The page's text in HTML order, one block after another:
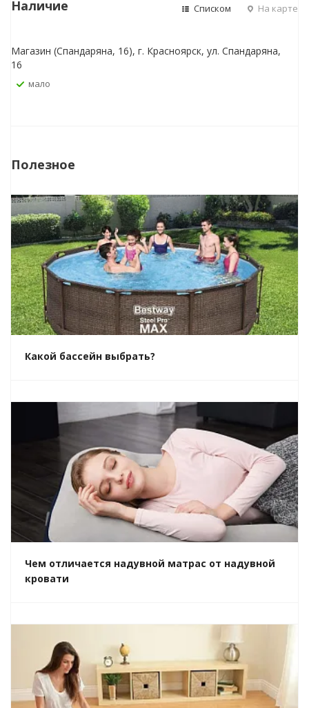
Наличие Списком На карте
Магазин (Спандаряна, 16), г. Красноярск, ул. Спандаряна,
16
Мало
Полезное
Какой бассейн выбрать?
Чем отличается надувной матрас от надувной
кровати